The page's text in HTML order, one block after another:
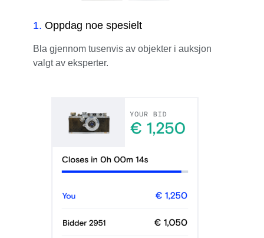
1. Oppdag noe spesielt
Bla gjennom tusenvis av objekter i auksjon
valgt av eksperter.